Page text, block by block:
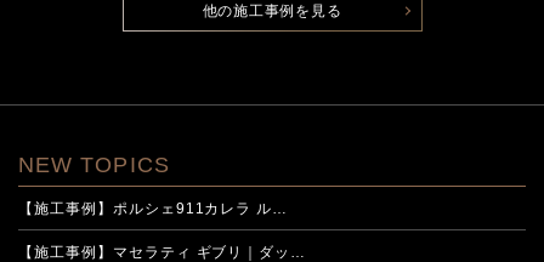
他の施工事例を見る
NEW TOPICS
【施工事例】ポルシェ911カレラ ル…
【施工事例】マセラティ ギブリ｜ダッ…